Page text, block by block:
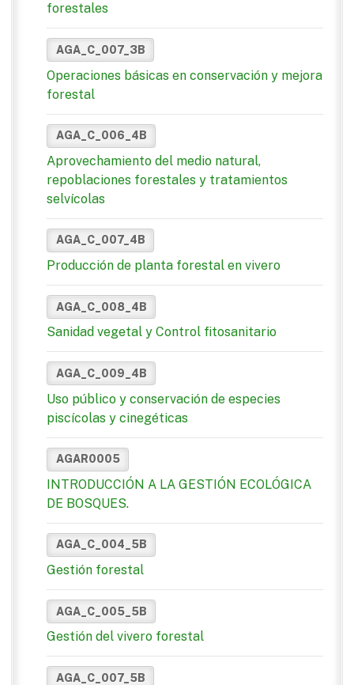
forestales
AGA_C_007_3B
Operaciones básicas en conservación y mejora
forestal
AGA_C_006_4B
Aprovechamiento del medio natural,
repoblaciones forestales y tratamientos
selvícolas
AGA_C_007_4B
Producción de planta forestal en vivero
AGA_C_008_4B
Sanidad vegetal y Control fitosanitario
AGA_C_009_4B
Uso público y conservación de especies
piscícolas y cinegéticas
AGAR0005
INTRODUCCIÓN A LA GESTIÓN ECOLÓGICA
DE BOSQUES.
AGA_C_004_5B
Gestión forestal
AGA_C_005_5B
Gestión del vivero forestal
AGA_C_007_5B